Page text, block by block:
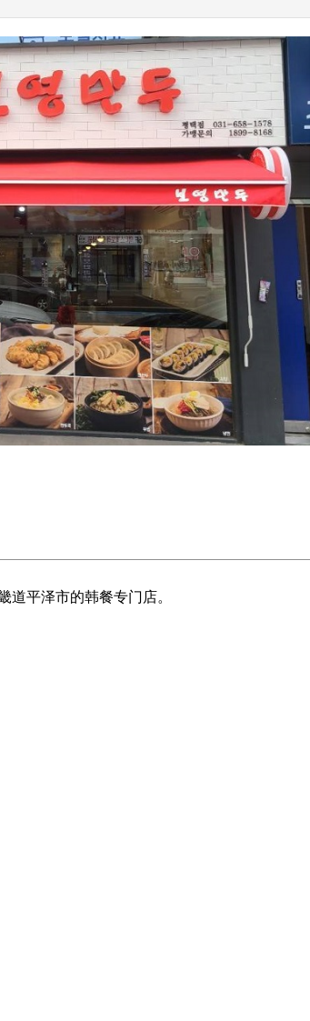
道平泽市的韩餐专门店。